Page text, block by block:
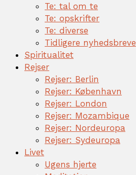
Te: tal om te
Te: opskrifter
Te: diverse
Tidligere nyhedsbreve
Spiritualitet
Rejser
Rejser: Berlin
Rejser: København
Rejser: London
Rejser: Mozambique
Rejser: Nordeuropa
Rejser: Sydeuropa
Livet
Ugens hjerte